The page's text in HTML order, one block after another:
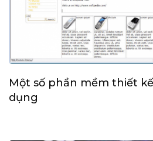
Một số phần mềm thiết
dụng